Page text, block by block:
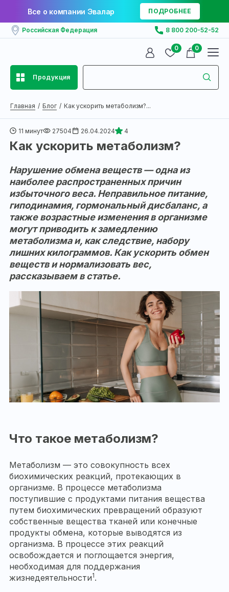
Все о компании Эвалар ПОДРОБНЕЕ
Российская Федерация 8 800 200-52-52
0 0
Продукция
Главная Блог Как ускорить метаболизм?...
11 минут 27504 26.04.2024 4
Как ускорить метаболизм?
Нарушение обмена веществ — одна из
наиболее распространенных причин
избыточного веса. Неправильное питание,
гиподинамия, гормональный дисбаланс, а
также возрастные изменения в организме
могут приводить к замедлению
метаболизма и, как следствие, набору
лишних килограммов. Как ускорить обмен
веществ и нормализовать вес,
рассказываем в статье.
Что такое метаболизм?
Метаболизм — это совокупность всех
биохимических реакций, протекающих в
организме. В процессе метаболизма
поступившие с продуктами питания вещества
путем биохимических превращений образуют
собственные вещества тканей или конечные
продукты обмена, которые выводятся из
организма. В процессе этих реакций
освобождается и поглощается энергия,
необходимая для поддержания
жизнедеятельности1.